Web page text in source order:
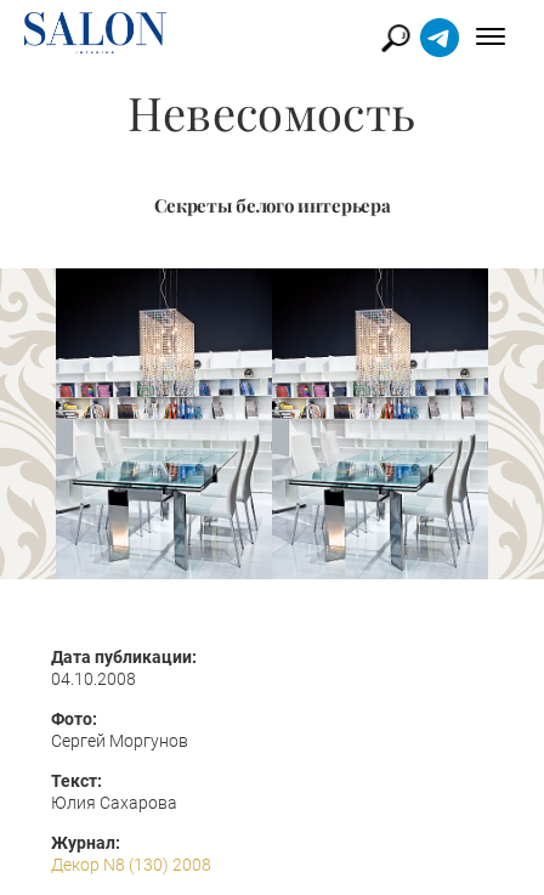
Невесомость
Секреты белого интерьера
Дата публикации:
04.10.2008
Фото:
Сергей Моргунов
Текст:
Юлия Сахарова
Журнал:
Декор N8 (130) 2008